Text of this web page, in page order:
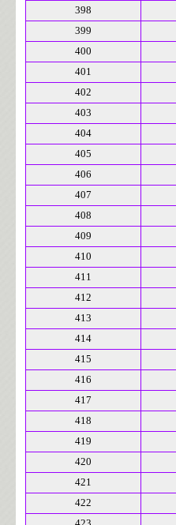
398
399
400
401
402
403
404
405
406
407
408
409
410
411
412
413
414
415
416
417
418
419
420
421
422